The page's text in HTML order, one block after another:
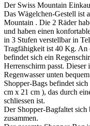
Der Swiss Mountain
Das Wägelchen-Gestell ist
Mountain . Die 2 Räder
und haben einen
in 3 Stufen verstellbar in
Tragfähigkeit ist 40 Kg. An
befindet sich ein
Herrenschirm passt. Dieser
Regenwasser unten
Shopper-Bags befindet
cm x 21 cm ), das durch
schliessen ist.
Der Shopper-Bagfaltet
zusammen.